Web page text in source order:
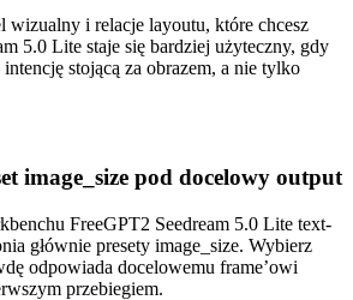
wizualny i relacje layoutu, które chcesz
5.0 Lite staje się bardziej użyteczny, gdy
intencję stojącą za obrazem, a nie tylko
image_size pod docelowy output
FreeGPT2 Seedream 5.0 Lite text-
głównie presety image_size. Wybierz
odpowiada docelowemu frame’owi
przebiegiem.